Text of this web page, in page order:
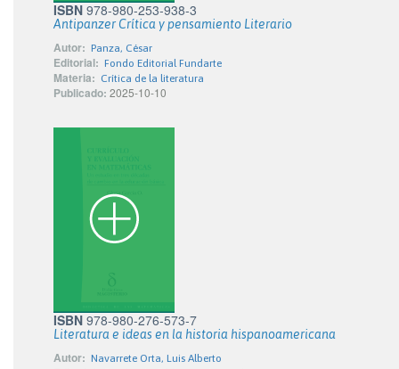
ISBN 978-980-253-938-3
Antipanzer Crítica y pensamiento Literario
Autor: Panza, César
Editorial: Fondo Editorial Fundarte
Materia: Crítica de la literatura
Publicado: 2025-10-10
ISBN 978-980-276-573-7
Literatura e ideas en la historia hispanoamericana
Autor: Navarrete Orta, Luis Alberto